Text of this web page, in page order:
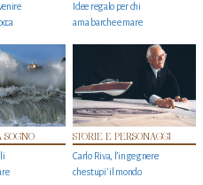
Idee regalo per chi
ama barche e mare
STORIE E PERSONAGGI
Carlo Riva, l’ingegnere
che stupi' il mondo